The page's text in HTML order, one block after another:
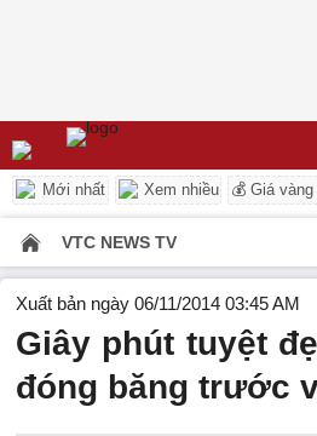
Mới nhất Xem nhiều 💰 Giá vàng
VTC NEWS TV
Xuất bản ngày 06/11/2014 03:45 AM
Giây phút tuyệt
đóng băng trước